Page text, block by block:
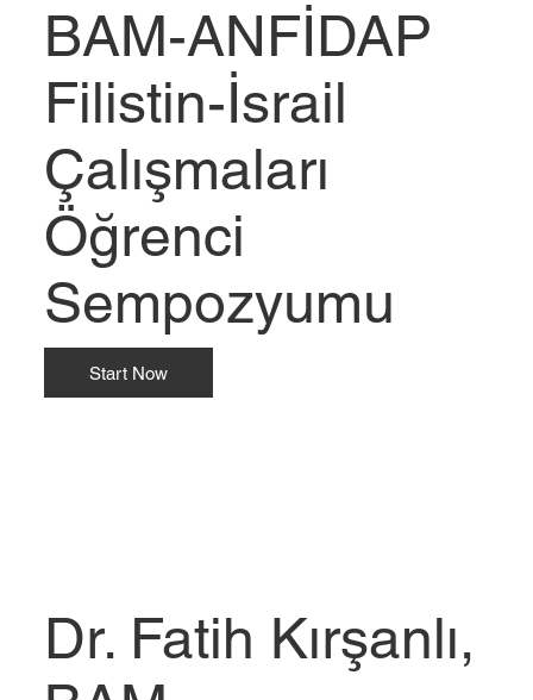
BAM-ANFİDAP
Filistin-İsrail
Çalışmaları
Öğrenci
Sempozyumu
Start Now
Dr. Fatih Kırşanlı,